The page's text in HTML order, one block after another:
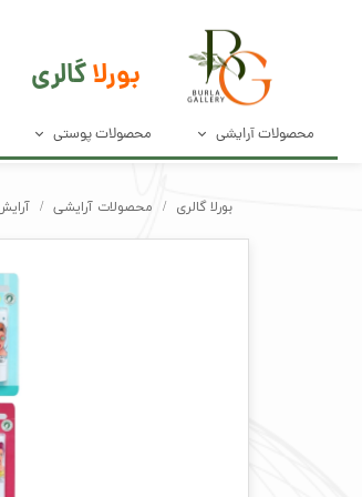
بورلاگالری
محصولات آرایشی
آرایش چشم و مژه
محصولات پوستی
پاک کننده های صورت
بورلا گالری محصولات آرایشی